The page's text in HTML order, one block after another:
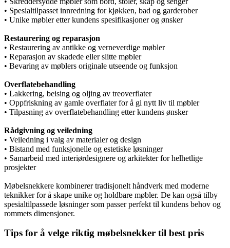
• Spesialtilpasset innredning for kjøkken, bad og garderober
• Unike møbler etter kundens spesifikasjoner og ønsker
Restaurering og reparasjon
• Restaurering av antikke og verneverdige møbler
• Reparasjon av skadede eller slitte møbler
• Bevaring av møblers originale utseende og funksjon
Overflatebehandling
• Lakkering, beising og oljing av treoverflater
• Oppfriskning av gamle overflater for å gi nytt liv til møbler
• Tilpasning av overflatebehandling etter kundens ønsker
Rådgivning og veiledning
• Veiledning i valg av materialer og design
• Bistand med funksjonelle og estetiske løsninger
• Samarbeid med interiørdesignere og arkitekter for helhetlige
prosjekter
Møbelsnekkere kombinerer tradisjonelt håndverk med moderne
teknikker for å skape unike og holdbare møbler. De kan også tilby
spesialtilpassede løsninger som passer perfekt til kundens behov og
rommets dimensjoner.
Tips for å velge riktig møbelsnekker til best pris